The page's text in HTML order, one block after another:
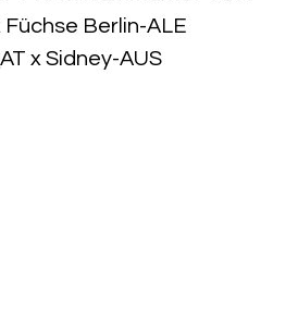
Füchse Berlin-ALE
x Sidney-AUS